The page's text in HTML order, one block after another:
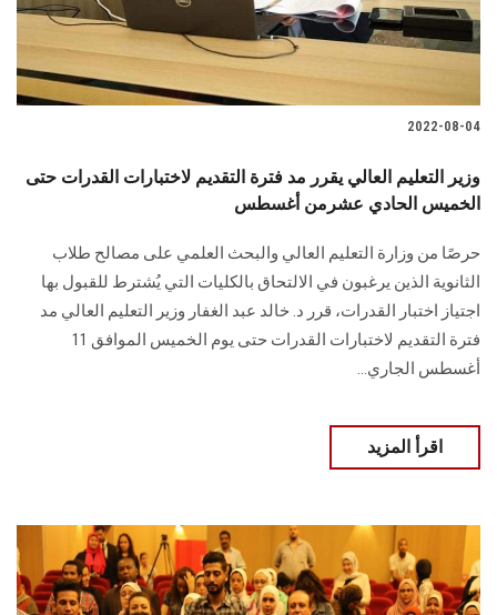
2022-08-04
وزير التعليم العالي يقرر مد فترة التقديم لاختبارات القدرات حتى
الخميس الحادي عشرمن أغسطس
حرصًا من وزارة التعليم العالي والبحث العلمي على مصالح طلاب
الثانوية الذين يرغبون في الالتحاق بالكليات التي يُشترط للقبول بها
اجتياز اختبار القدرات، قرر د. خالد عبد الغفار وزير التعليم العالي مد
فترة التقديم لاختبارات القدرات حتى يوم الخميس الموافق 11
أغسطس الجاري...
اقرأ المزيد